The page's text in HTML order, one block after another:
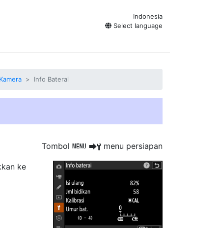
Indonesia
Select language
Info Baterai
Tombol G UB menu persiapan
ke